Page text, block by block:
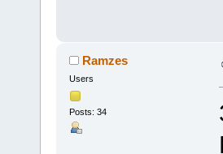
Ramzes
Users
Posts: 34